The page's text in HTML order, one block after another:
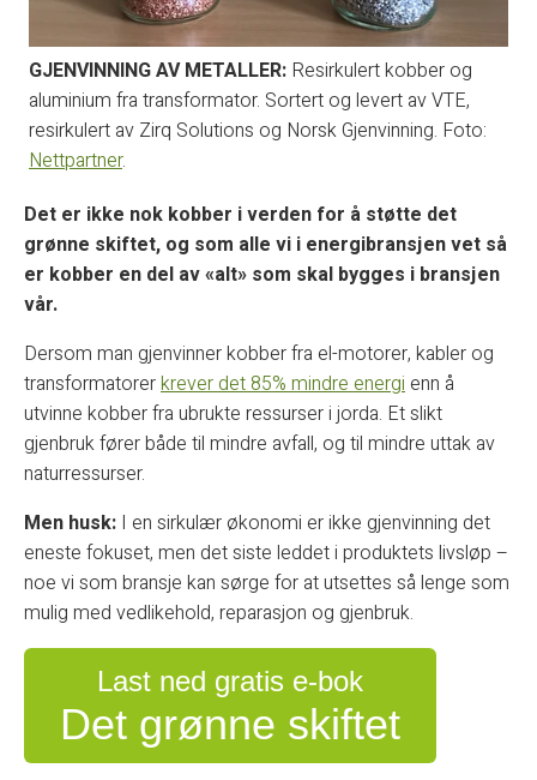
GJENVINNING AV METALLER: Resirkulert kobber og
aluminium fra transformator. Sortert og levert av VTE,
resirkulert av Zirq Solutions og Norsk Gjenvinning. Foto:
Nettpartner.
Det er ikke nok kobber i verden for å støtte det
grønne skiftet, og som alle vi i energibransjen vet så
er kobber en del av «alt» som skal bygges i bransjen
vår.
Dersom man gjenvinner kobber fra el-motorer, kabler og
transformatorerkrever det 85% mindre energienn å
utvinne kobber fra ubrukte ressurser i jorda. Et slikt
gjenbruk fører både til mindre avfall, og til mindre uttak av
naturressurser.
Men husk: I en sirkulær økonomi er ikke gjenvinning det
eneste fokuset, men det siste leddet i produktets livsløp –
noe vi som bransje kan sørge for at utsettes så lenge som
mulig med vedlikehold, reparasjon og gjenbruk.
Last ned gratis e-bok
Det grønne skiftet